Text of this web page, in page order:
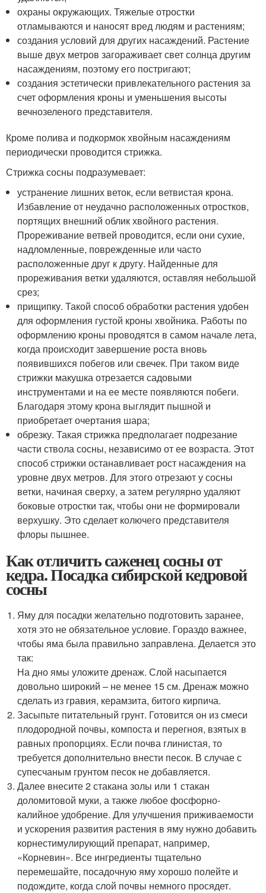
охраны окружающих. Тяжелые отростки
отламываются и наносят вред людям и растениям;
создания условий для других насаждений. Растение
выше двух метров загораживает свет солнца другим
насаждениям, поэтому его постригают;
создания эстетически привлекательного растения за
счет оформления кроны и уменьшения высоты
вечнозеленого представителя.
Кроме полива и подкормок хвойным насаждениям
периодически проводится стрижка.
Стрижка сосны подразумевает:
устранение лишних веток, если ветвистая крона.
Избавление от неудачно расположенных отростков,
портящих внешний облик хвойного растения.
Прореживание ветвей проводится, если они сухие,
надломленные, поврежденные или часто
расположенные друг к другу. Найденные для
прореживания ветки удаляются, оставляя небольшой
срез;
прищипку. Такой способ обработки растения удобен
для оформления густой кроны хвойника. Работы по
оформлению кроны проводятся в самом начале лета,
когда происходит завершение роста вновь
появившихся побегов или свечек. При таком виде
стрижки макушка отрезается садовыми
инструментами и на ее месте появляются побеги.
Благодаря этому крона выглядит пышной и
приобретает очертания шара;
обрезку. Такая стрижка предполагает подрезание
части ствола сосны, независимо от ее возраста. Этот
способ стрижки останавливает рост насаждения на
уровне двух метров. Для этого отрезают у сосны
ветки, начиная сверху, а затем регулярно удаляют
боковые отростки так, чтобы они не формировали
верхушку. Это сделает колючего представителя
флоры пышнее.
Как отличить саженец сосны от
кедра. Посадка сибирской кедровой
сосны
Яму для посадки желательно подготовить заранее,
хотя это не обязательное условие. Гораздо важнее,
чтобы яма была правильно заправлена. Делается это
так:
На дно ямы уложите дренаж. Слой насыпается
довольно широкий – не менее 15 см. Дренаж можно
сделать из гравия, керамзита, битого кирпича.
Засыпьте питательный грунт. Готовится он из смеси
плодородной почвы, компоста и перегноя, взятых в
равных пропорциях. Если почва глинистая, то
требуется дополнительно внести песок. В случае с
супесчаным грунтом песок не добавляется.
Далее внесите 2 стакана золы или 1 стакан
доломитовой муки, а также любое фосфорно-
калийное удобрение. Для улучшения приживаемости
и ускорения развития растения в яму нужно добавить
корнестимулирующий препарат, например,
«Корневин». Все ингредиенты тщательно
перемешайте, посадочную яму хорошо полейте и
подождите, когда слой почвы немного просядет.